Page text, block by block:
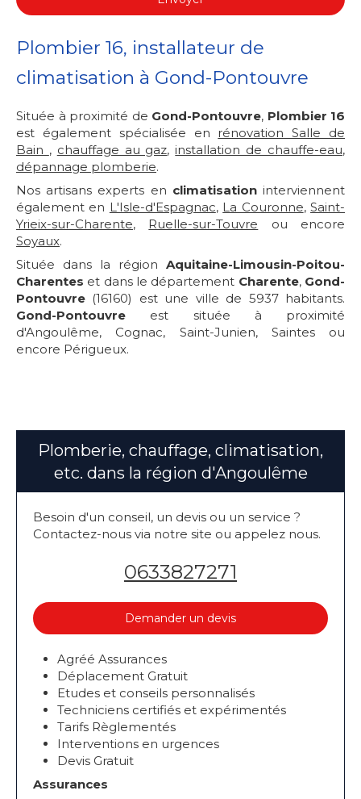
Plombier 16, installateur de
climatisation à Gond-Pontouvre
Située à proximité de Gond-Pontouvre, Plombier 16
est également spécialisée en rénovation Salle de
Bain , chauffage au gaz,installation de chauffe-eau,
dépannage plomberie.
Nos artisans experts en climatisationinterviennent
également en L'Isle-d'Espagnac, La Couronne,Saint-
Yrieix-sur-Charente, Ruelle-sur-Touvre ou encore
Soyaux.
Située dans la région Aquitaine-Limousin-Poitou-
Charentes et dans le département Charente, Gond-
Pontouvre (16160) est une ville de 5937 habitants.
Gond-Pontouvre est située à proximité
d'Angoulême, Cognac, Saint-Junien, Saintes ou
encore Périgueux.
Plomberie, chauffage, climatisation,
etc. dans la région d'Angoulême
Besoin d'un conseil, un devis ou un service ?
Contactez-nous via notre site ou appelez nous.
0633827271
Demander un devis
Agréé Assurances
Déplacement Gratuit
Etudes et conseils personnalisés
Techniciens certifiés et expérimentés
Tarifs Règlementés
Interventions en urgences
Devis Gratuit
Assurances